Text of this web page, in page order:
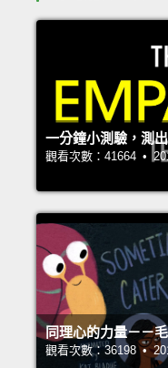
一分鐘小測驗，測
觀看次數：41664 •
同理心的力量－－
觀看次數：36198 •